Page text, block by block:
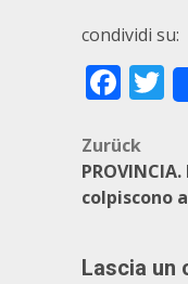
condividi su:
Zurück
colpiscono
Lascia un